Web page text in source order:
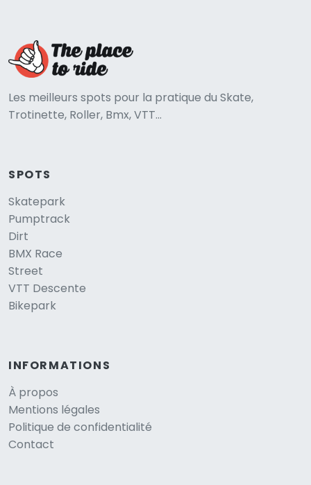
Les meilleurs spots pour la pratique du Skate,
Trotinette, Roller, Bmx, VTT...
SPOTS
Skatepark
Pumptrack
Dirt
BMX Race
Street
VTT Descente
Bikepark
INFORMATIONS
À propos
Mentions légales
Politique de confidentialité
Contact